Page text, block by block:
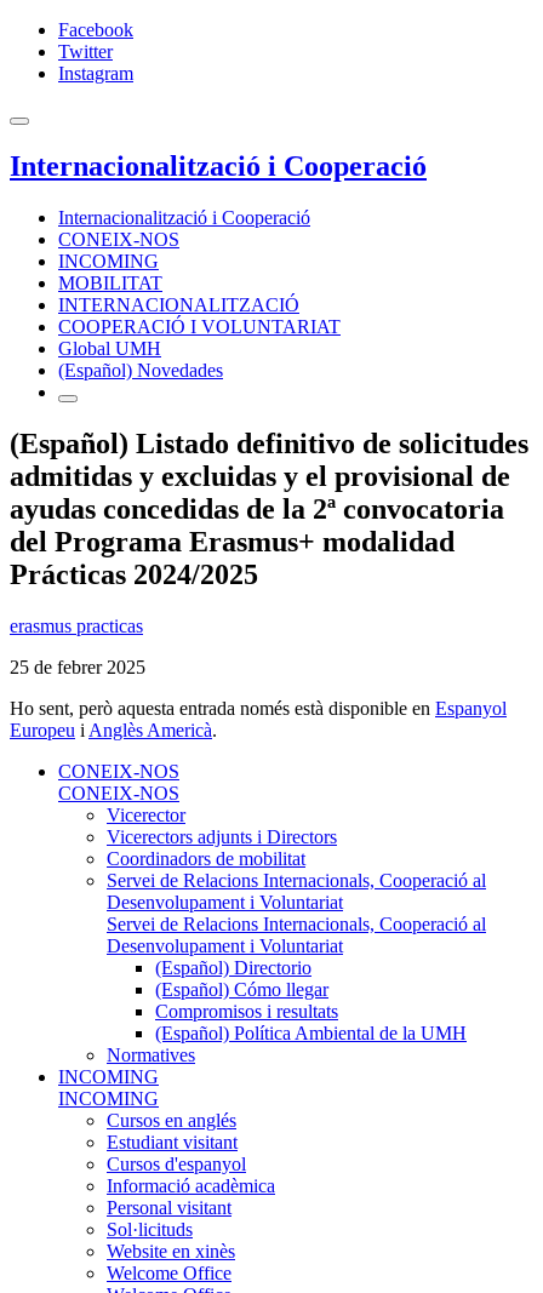
Facebook
Twitter
Instagram
Internacionalització i Cooperació
Internacionalització i Cooperació
CONEIX-NOS
INCOMING
MOBILITAT
INTERNACIONALITZACIÓ
COOPERACIÓ I VOLUNTARIAT
Global UMH
(Español) Novedades
(Español) Listado definitivo de solicitudes
admitidas y excluidas y el provisional de
ayudas concedidas de la 2ª convocatoria
del Programa Erasmus+ modalidad
Prácticas 2024/2025
erasmus practicas
25 de febrer 2025
Ho sent, però aquesta entrada només està disponible en Espanyol
Europeu i Anglès Americà.
CONEIX-NOS
CONEIX-NOS
Vicerector
Vicerectors adjunts i Directors
Coordinadors de mobilitat
Servei de Relacions Internacionals, Cooperació al
Desenvolupament i Voluntariat
Servei de Relacions Internacionals, Cooperació al
Desenvolupament i Voluntariat
(Español) Directorio
(Español) Cómo llegar
Compromisos i resultats
(Español) Política Ambiental de la UMH
Normatives
INCOMING
INCOMING
Cursos en anglés
Estudiant visitant
Cursos d'espanyol
Informació acadèmica
Personal visitant
Sol·licituds
Website en xinès
Welcome Office